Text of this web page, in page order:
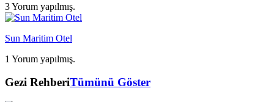
3 Yorum yapılmış.
Sun Maritim Otel
1 Yorum yapılmış.
Gezi RehberiTümünü Göster